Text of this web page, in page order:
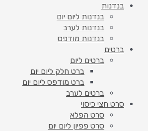
בנדנות
בנדנות ליום יום
בנדנות לערב
בנדנות מודפס
ברטים
ברטים ליום
ברט חלק ליום יום
ברט מודפס ליום יום
ברטים לערב
סרט חצי כיסוי
סרט הפלא
סרט פפיון ליום יום